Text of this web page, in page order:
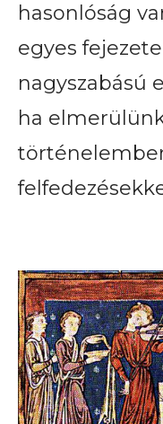
hasonlóság
egyes
nagyszabású
ha